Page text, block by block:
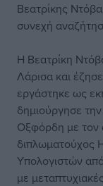
Βεατρίκης
συνεχή
Η Βεατρίκη
Λάρισα και
εργάστηκε ως
δημιούργησε
Οξφόρδη με τον
διπλωματούχος
Υπολογιστών
με